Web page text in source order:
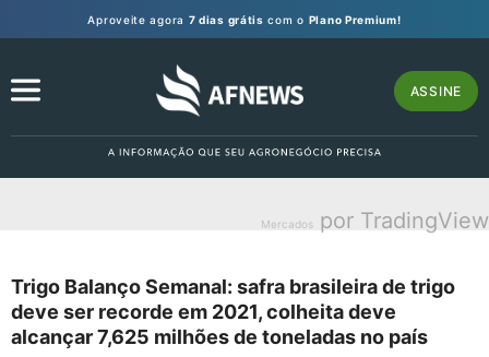
Aproveite agora 7 dias grátis com o Plano Premium!
ASSINE
Mercados por TradingView
Trigo Balanço Semanal: safra brasileira de trigo
deve ser recorde em 2021, colheita deve
alcançar 7,625 milhões de toneladas no país